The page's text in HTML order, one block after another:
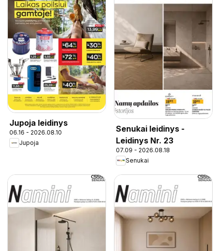
Jupoja leidinys
06.16 - 2026.08.10
Jupoja
Senukai leidinys -
Leidinys Nr. 23
07.09 - 2026.08.18
Senukai